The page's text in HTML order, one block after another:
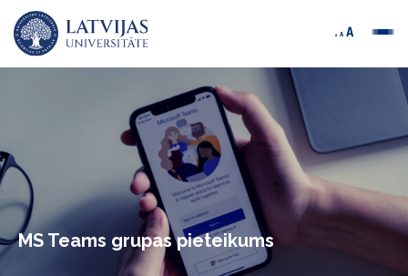
MS Teams grupas pieteikums